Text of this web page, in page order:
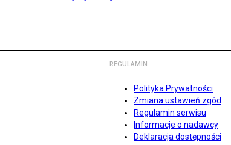
REGULAMIN
Polityka Prywatności
Zmiana ustawień zgód
Regulamin serwisu
Informacje o nadawcy
Deklaracja dostępności